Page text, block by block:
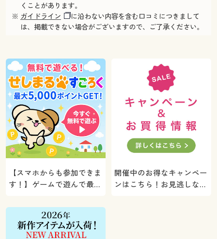
くことがあります。
※ ガイドライン
に沿わない内容を含む口コミにつきまして
は、掲載できない場合がございますので、ご了承ください。
【スマホからも参加できま
す！】ゲームで遊んで最大
ト！
開催中のお得なキャンペー
ンはこちら！お見逃しな